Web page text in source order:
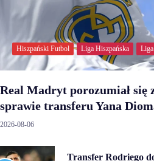
Hiszpański Futbol Liga Hiszpańska
Real Madryt porozumiał się
sprawie transferu Yana
2026-08-06
Transfer Rodriego